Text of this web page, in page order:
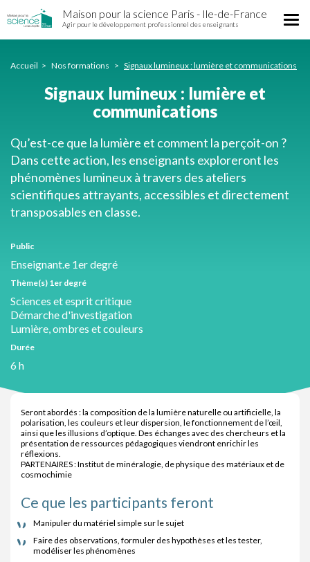
lumineux
au
Maison pour la science Paris - Ile-de-France
Agir pour le développement professionnel des enseignants
Accueil Nos formations Signaux lumineux : lumière et communications
Signaux lumineux : lumière et
communications
Qu’est-ce que la lumière et comment la perçoit-on ?
Dans cette action, les enseignants exploreront les
phénomènes lumineux à travers des ateliers
scientifiques attrayants, accessibles et directement
transposables en classe.
Public
Enseignant.e 1er degré
Thème(s) 1er degré
Sciences et esprit critique
Démarche d'investigation
Lumière, ombres et couleurs
Durée
6 h
Seront abordés : la composition de la lumière naturelle ou artificielle, la
polarisation, les couleurs et leur dispersion, le fonctionnement de l’œil,
ainsi que les illusions d’optique. Des échanges avec des chercheurs et la
présentation de ressources pédagogiques viendront enrichir les
réflexions.
PARTENAIRES : Institut de minéralogie, de physique des matériaux et de
cosmochimie
Ce que les participants feront
Manipuler du matériel simple sur le sujet
Faire des observations, formuler des hypothèses et les tester,
modéliser les phénomènes